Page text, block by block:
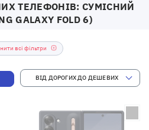
ТЕЛЕФОНІВ: СУМІСНИЙ
GALAXY FOLD 6)
всі фільтри